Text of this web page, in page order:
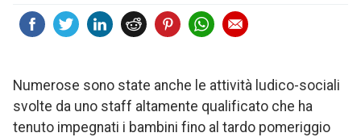
Numerose sono state anche le attività ludico-sociali
svolte da uno staff altamente qualificato che ha
tenuto impegnati i bambini fino al tardo pomeriggio